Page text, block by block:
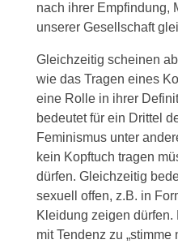
nach ihrer Empfindung,
unserer Gesellschaft
Gleichzeitig scheinen
wie das Tragen eines
eine Rolle in ihrer
bedeutet für ein Drittel
Feminismus unter
kein Kopftuch tragen
dürfen. Gleichzeitig
sexuell offen, z.B. in
Kleidung zeigen
mit Tendenz zu